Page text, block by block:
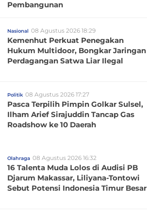
Pembangunan
Nasional 08 Agustus 2026 18:29
Kemenhut Perkuat Penegakan
Hukum Multidoor, Bongkar Jaringan
Perdagangan Satwa Liar Ilegal
Politik 08 Agustus 2026 17:27
Pasca Terpilih Pimpin Golkar Sulsel,
Ilham Arief Sirajuddin Tancap Gas
Roadshow ke 10 Daerah
Olahraga 08 Agustus 2026 16:32
16 Talenta Muda Lolos di Audisi PB
Djarum Makassar, Liliyana-Tontowi
Sebut Potensi Indonesia Timur Besar